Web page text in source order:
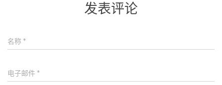
发表评论
名称 *
电子邮件 *